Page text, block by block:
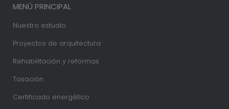
MENÚ PRINCIPAL
Nuestro estudio
Proyectos de arquitectura
Rehabilitación y reformas
Tasación
Certificado energético